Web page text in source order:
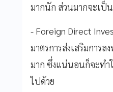
มากนัก ส่วนมากจะเป็
- Foreign Direct
มาตรการส่งเสริมการ
มาก ซึ่งแน่นอนก็จะทำ
ไปด้วย